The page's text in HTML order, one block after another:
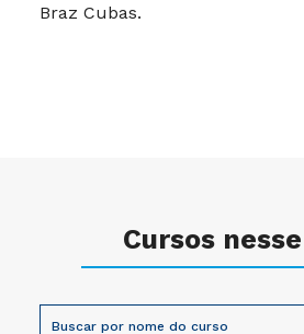
Braz Cubas.
Cursos